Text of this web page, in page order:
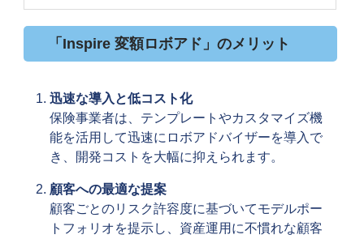
「Inspire 変額ロボアド」のメリット
迅速な導入と低コスト化
保険事業者は、テンプレートやカスタマイズ機
能を活用して迅速にロボアドバイザーを導入で
き、開発コストを大幅に抑えられます。
顧客への最適な提案
顧客ごとのリスク許容度に基づいてモデルポー
トフォリオを提示し、資産運用に不慣れな顧客